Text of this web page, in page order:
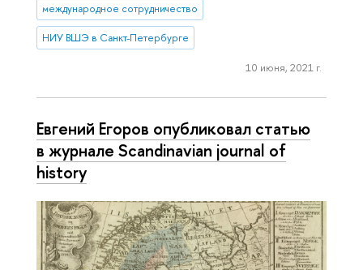
международное сотрудничество
НИУ ВШЭ в Санкт-Петербурге
10 июня, 2021 г.
Евгений Егоров опубликовал статью
в журнале Scandinavian journal of
history